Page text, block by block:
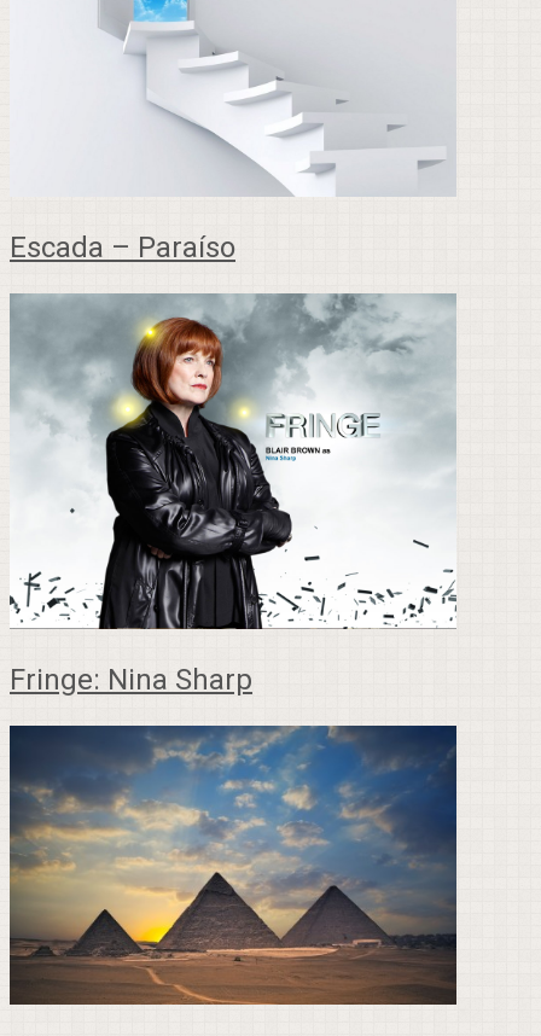
Escada – Paraíso
Fringe: Nina Sharp